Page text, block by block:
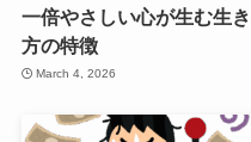
一倍やさしい心が生む生き
方の特徴
March 4, 2026